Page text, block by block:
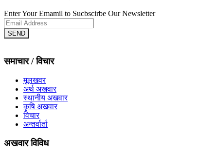
Enter Your Emamil to Sucbscirbe Our Newsletter
SEND
समाचार / विचार
मूलखवर
अर्थ अखवार
स्थानीय अखवार
कृषि अखवार
विचार
अन्तर्वार्ता
अखवार विविध